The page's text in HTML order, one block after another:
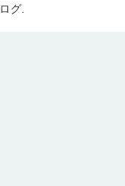
グ.